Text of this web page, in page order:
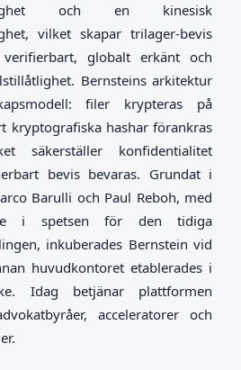
och en kinesisk
vilket skapar trilager-bevis
globalt erkänt och
Bernsteins arkitektur
filer krypteras på
kryptografiska hashar förankras
säkerställer konfidentialitet
bevis bevaras. Grundat i
Barulli och Paul Reboh, med
i spetsen för den tidiga
inkuberades Bernstein vid
huvudkontoret etablerades i
Idag betjänar plattformen
acceleratorer och